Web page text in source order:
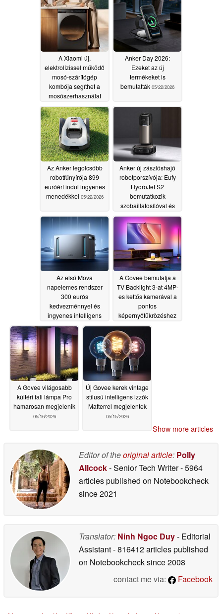
A Xiaomi új,
elektrolízissel működő
mosó-szárítógép
kombója segíthet a
mosószerhasználat
csökkentésében
05/26/2026
Anker Day 2026:
Ezeket az új
termékeket is
bemutatták 05/22/2026
Az Anker legolcsóbb
robotfűnyírója 899
euróért indul ingyenes
menedékkel 05/22/2026
Anker új zászlóshajó
robotporszívója: Eufy
HydroJet S2
bemutatkozik
szobaillatosítóval és
görgős felmosórongyal
05/22/2026
Az első Mova
napelemes rendszer
300 eurós
kedvezménnyel és
ingyenes intelligens
mérővel indul
05/22/2026
A Govee bemutatja a
TV Backlight 3-at 4MP-
es kettős kamerával a
pontos
képernyőtükrözéshez
05/16/2026
A Govee világosabb
kültéri fali lámpa Pro
hamarosan megjelenik
05/16/2026
Új Govee kerek vintage
stílusú intelligens izzók
Matterrel megjelentek
05/15/2026
Show more articles
Editor of theoriginal article: Polly
Allcock- Senior Tech Writer- 5964
articles published on Notebookcheck
since 2021
Translator: Ninh Ngoc Duy- Editorial
Assistant- 816412 articles published
on Notebookchecksince 2008
contact me via:
Facebook